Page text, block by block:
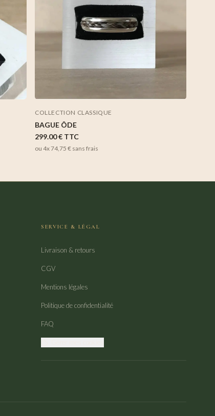
COLLECTION CLASSIQUE
BAGUE ÔDE
299.00 € TTC
ou 4x74,75 € sans frais
SERVICE & LÉGAL
Livraison & retours
CGV
Mentions légales
Politique de confidentialité
FAQ